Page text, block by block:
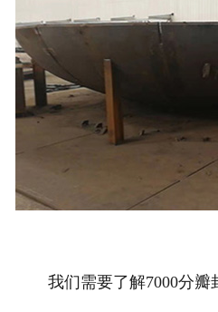
我们需要了解7000分瓣